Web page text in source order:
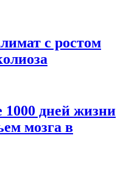
с ростом
дней жизни
мозга в